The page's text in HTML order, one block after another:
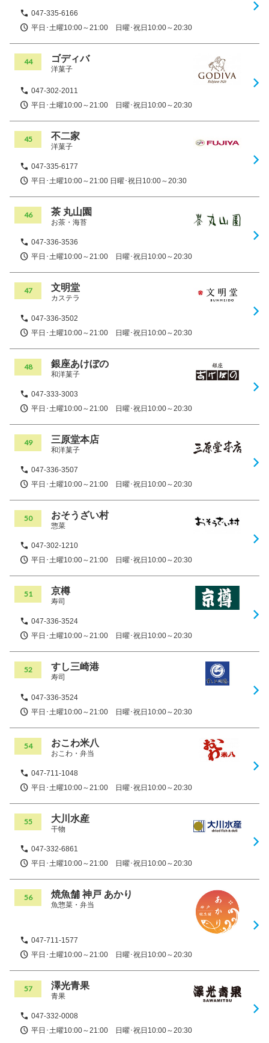
047-335-6166
平日･土曜10:00～21:00 日曜･祝日10:00～20:30
44 ゴディバ
洋菓子
047-302-2011
平日･土曜10:00～21:00 日曜･祝日10:00～20:30
45 不二家
洋菓子
047-335-6177
平日･土曜10:00～21:00 日曜･祝日10:00～20:30
46 茶 丸山園
お茶・海苔
047-336-3536
平日･土曜10:00～21:00 日曜･祝日10:00～20:30
47 文明堂
カステラ
047-336-3502
平日･土曜10:00～21:00 日曜･祝日10:00～20:30
48 銀座あけぼの
和洋菓子
047-333-3003
平日･土曜10:00～21:00 日曜･祝日10:00～20:30
49 三原堂本店
和洋菓子
047-336-3507
平日･土曜10:00～21:00 日曜･祝日10:00～20:30
50 おそうざい村
惣菜
047-302-1210
平日･土曜10:00～21:00 日曜･祝日10:00～20:30
51 京樽
寿司
047-336-3524
平日･土曜10:00～21:00 日曜･祝日10:00～20:30
52 すし三崎港
寿司
047-336-3524
平日･土曜10:00～21:00 日曜･祝日10:00～20:30
54 おこわ米八
おこわ・弁当
047-711-1048
平日･土曜10:00～21:00 日曜･祝日10:00～20:30
55 大川水産
干物
047-332-6861
平日･土曜10:00～21:00 日曜･祝日10:00～20:30
56 焼魚舗 神戸 あかり
魚惣菜・弁当
047-711-1577
平日･土曜10:00～21:00 日曜･祝日10:00～20:30
57 澤光青果
青果
047-332-0008
平日･土曜10:00～21:00 日曜･祝日10:00～20:30